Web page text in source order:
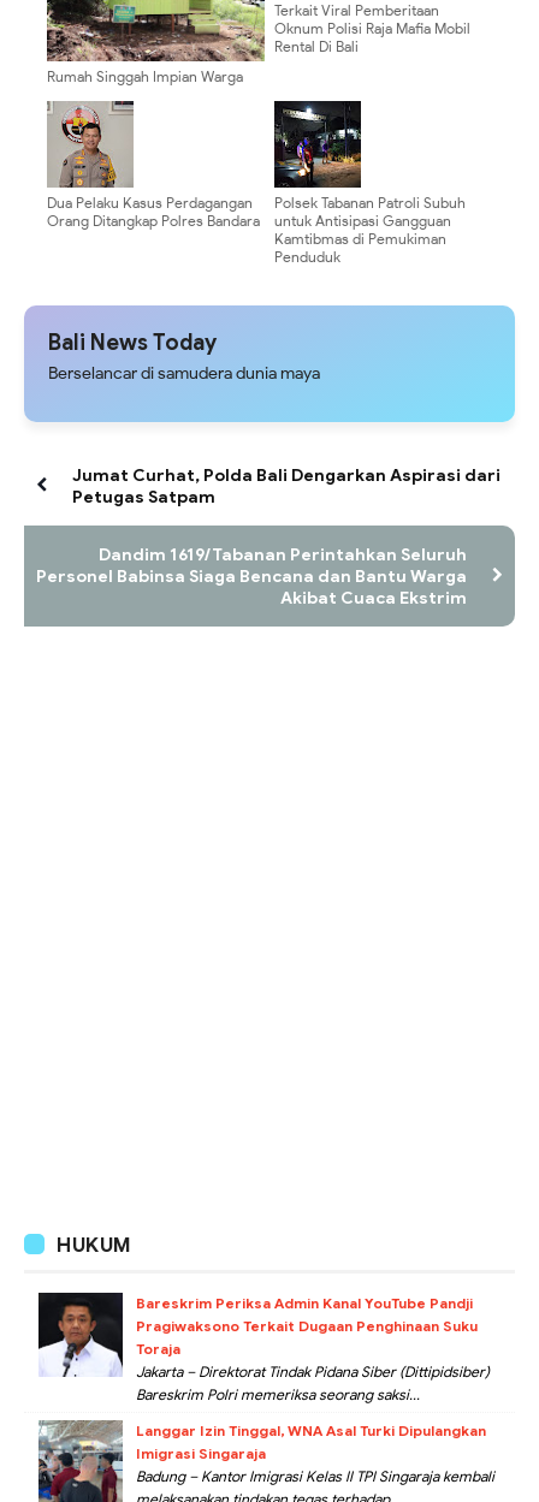
Rumah Singgah Impian Warga
TMMD Ke-128 Kodim 0910/Mln
Terkait Viral Pemberitaan
Oknum Polisi Raja Mafia Mobil
Rental Di Bali
Dua Pelaku Kasus Perdagangan
Orang Ditangkap Polres Bandara
Polsek Tabanan Patroli Subuh
untuk Antisipasi Gangguan
Kamtibmas di Pemukiman
Penduduk
Bali News Today
Berselancar di samudera dunia maya
Jumat Curhat, Polda Bali Dengarkan Aspirasi dari
Petugas Satpam
Dandim 1619/Tabanan Perintahkan Seluruh
Personel Babinsa Siaga Bencana dan Bantu Warga
Akibat Cuaca Ekstrim
HUKUM
Bareskrim Periksa Admin Kanal YouTube Pandji
Pragiwaksono Terkait Dugaan Penghinaan Suku
Toraja
Jakarta – Direktorat Tindak Pidana Siber (Dittipidsiber)
Bareskrim Polri memeriksa seorang saksi...
Langgar Izin Tinggal, WNA Asal Turki Dipulangkan
Imigrasi Singaraja
Badung – Kantor Imigrasi Kelas II TPI Singaraja kembali